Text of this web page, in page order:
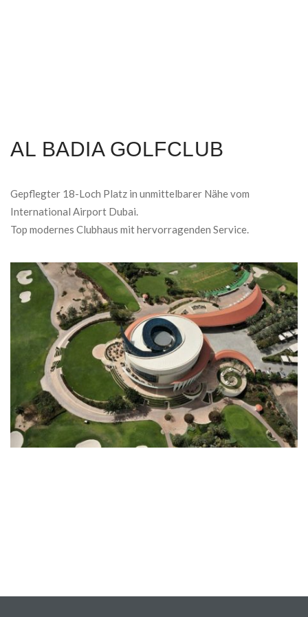
AL BADIA GOLFCLUB
Gepflegter 18-Loch Platz in unmittelbarer Nähe vom
International Airport Dubai.
Top modernes Clubhaus mit hervorragenden Service.